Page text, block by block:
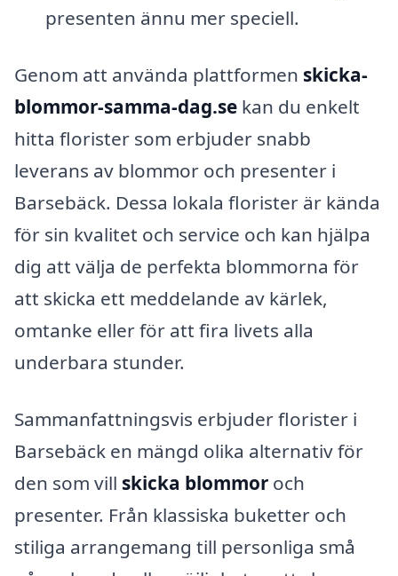
presenten ännu mer speciell.
Genom att använda plattformen skicka-
blommor-samma-dag.se kan du enkelt
hitta florister som erbjuder snabb
leverans av blommor och presenter i
Barsebäck. Dessa lokala florister är kända
för sin kvalitet och service och kan hjälpa
dig att välja de perfekta blommorna för
att skicka ett meddelande av kärlek,
omtanke eller för att fira livets alla
underbara stunder.
Sammanfattningsvis erbjuder florister i
Barsebäck en mängd olika alternativ för
den som vill skicka blommor och
presenter. Från klassiska buketter och
stiliga arrangemang till personliga små